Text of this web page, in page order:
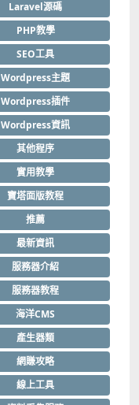
Laravel源碼
PHP教學
SEO工具
Wordpress主題
Wordpress插件
Wordpress資訊
其他程序
實用教學
寶塔面版教程
推薦
最新資訊
服務器介紹
服務器教程
海洋CMS
產生器類
網賺攻略
線上工具